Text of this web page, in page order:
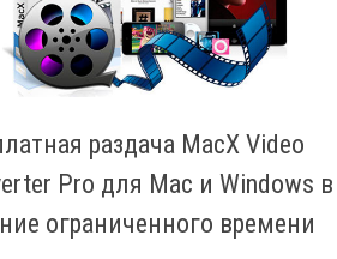
раздача MacX Video
Pro для Mac и Windows в
ограниченного времени